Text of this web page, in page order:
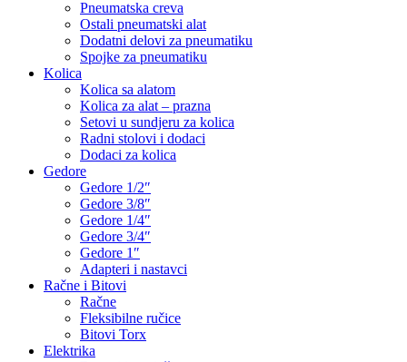
Pneumatska creva
Ostali pneumatski alat
Dodatni delovi za pneumatiku
Spojke za pneumatiku
Kolica
Kolica sa alatom
Kolica za alat – prazna
Setovi u sundjeru za kolica
Radni stolovi i dodaci
Dodaci za kolica
Gedore
Gedore 1/2″
Gedore 3/8″
Gedore 1/4″
Gedore 3/4″
Gedore 1″
Adapteri i nastavci
Račne i Bitovi
Račne
Fleksibilne ručice
Bitovi Torx
Elektrika